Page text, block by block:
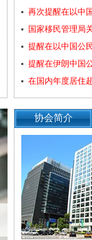
再次提醒在以中
国家移民管理局
提醒在以中国公
提醒在伊朗中国
在国内年度居住
协会简介